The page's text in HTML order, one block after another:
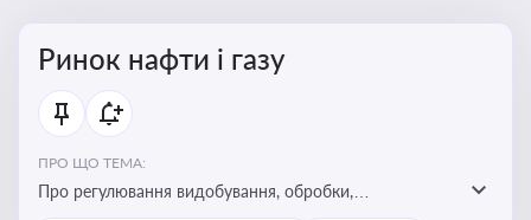
Ринок нафти і газу
ПРО ЩО ТЕМА:
Про регулювання видобування, обробки,